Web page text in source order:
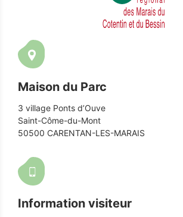
Maison du Parc
3 village Ponts d’Ouve
Saint-Côme-du-Mont
50500 CARENTAN-LES-MARAIS
Information visiteur